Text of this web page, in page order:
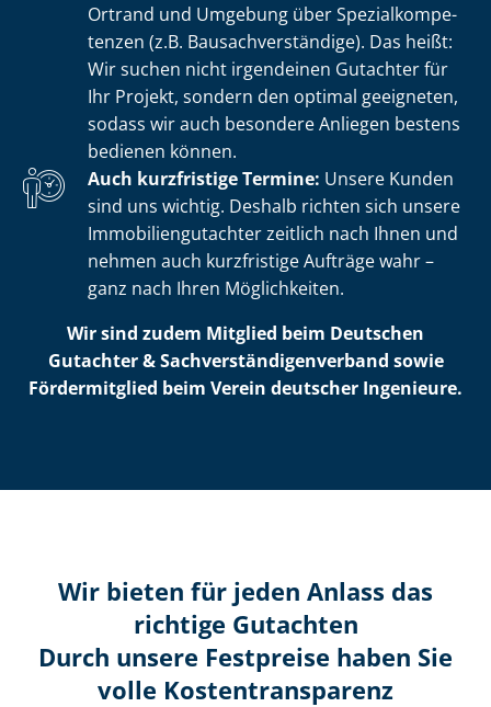
Ortrand und Umgebung über Spe­zi­al­kom­pe­
ten­zen (z.B. Bau­sach­ver­stän­di­ge). Das heißt:
Wir suchen nicht irgendeinen Gutachter für
Ihr Projekt, sondern den optimal geeigneten,
sodass wir auch besondere Anliegen bestens
bedienen können.
Auch kurzfristige Termine: Unsere Kunden
sind uns wichtig. Deshalb richten sich unsere
Im­mo­bi­li­en­gut­ach­ter zeitlich nach Ihnen und
nehmen auch kurzfristige Aufträge wahr –
ganz nach Ihren Möglichkeiten.
Wir sind zudem Mitglied beim Deutschen
Gutachter & Sach­ver­stän­di­gen­ver­band sowie
Fördermitglied beim Verein deutscher Ingenieure.
Wir bieten für jeden Anlass das
richtige Gutachten
Durch unsere Festpreise haben Sie
volle Kosten­transparenz